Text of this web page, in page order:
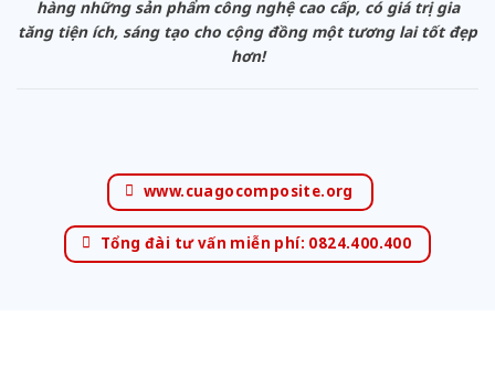
hàng những sản phẩm công nghệ cao cấp, có giá trị gia
tăng tiện ích, sáng tạo cho cộng đồng một tương lai tốt đẹp
hơn!
www.cuagocomposite.org
Tổng đài tư vấn miễn phí: 0824.400.400